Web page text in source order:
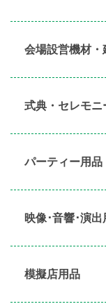
会場設営機材・
式典・セレモニ
パーティー用品​
映像･音響･演出
模擬店用品​